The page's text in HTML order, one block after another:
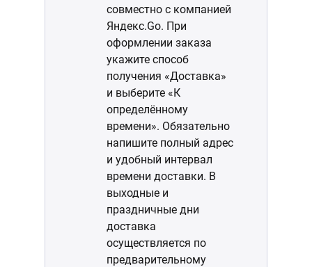
совместно с компанией
Яндекс.Go. При
оформлении заказа
укажите способ
получения «Доставка»
и выберите «К
определённому
времени». Обязательно
напишите полный адрес
и удобный интервал
времени доставки. В
выходные и
праздничные дни
доставка
осуществляется по
предварительному